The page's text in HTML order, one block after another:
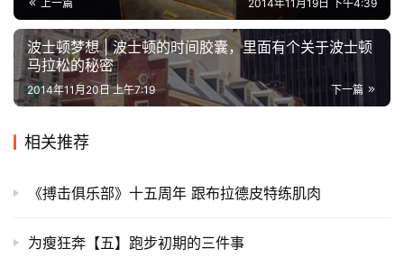
上一篇 2014年11月19日 下午4:39
波士顿梦想 | 波士顿的时间胶囊，里面有个关于波士顿
马拉松的秘密
下一篇
2014年11月20日 上午7:19
相关推荐
​《搏击俱乐部》十五周年 跟布拉德皮特练肌肉
为瘦狂奔【五】跑步初期的三件事